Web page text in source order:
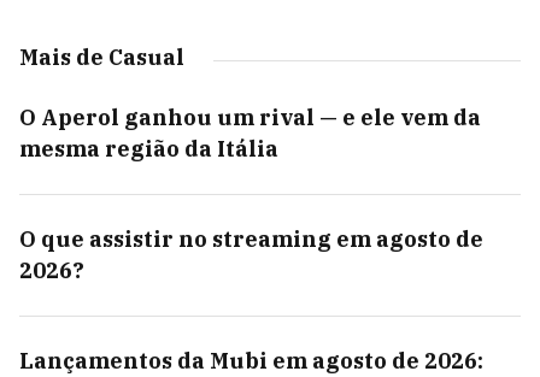
Mais de Casual
O Aperol ganhou um rival — e ele vem da
mesma região da Itália
O que assistir no streaming em agosto de
2026?
Lançamentos da Mubi em agosto de 2026: